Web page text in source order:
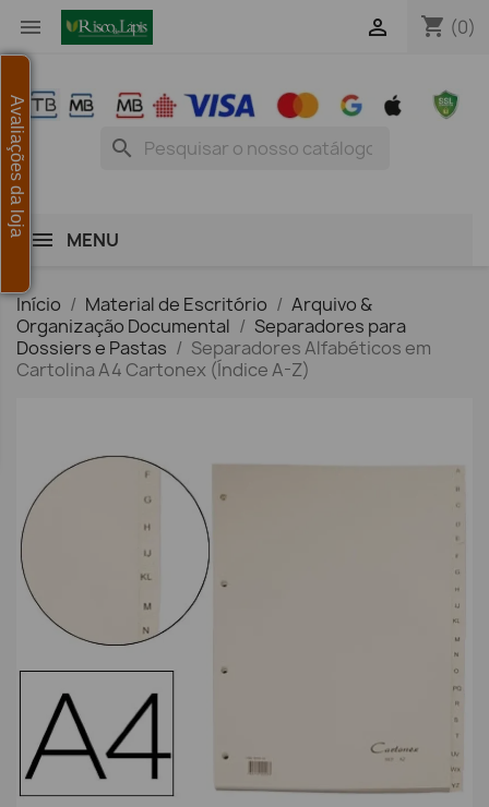
 shopping_cart (0)

search
MENU
Início Material de Escritório
Arquivo &
Organização Documental
Separadores para
Dossiers e Pastas
Separadores Alfabéticos em
Cartolina A4 Cartonex (Índice A-Z)
Avaliações da loja